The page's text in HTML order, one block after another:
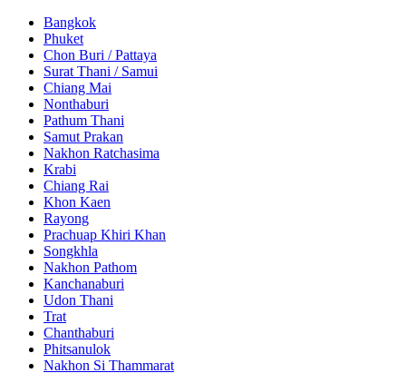
Bangkok
Phuket
Chon Buri / Pattaya
Surat Thani / Samui
Chiang Mai
Nonthaburi
Pathum Thani
Samut Prakan
Nakhon Ratchasima
Krabi
Chiang Rai
Khon Kaen
Rayong
Prachuap Khiri Khan
Songkhla
Nakhon Pathom
Kanchanaburi
Udon Thani
Trat
Chanthaburi
Phitsanulok
Nakhon Si Thammarat